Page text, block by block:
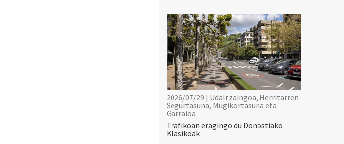
2026/07/29 | Udaltzaingoa, Herritarren
Segurtasuna, Mugikortasuna eta
Garraioa
Trafikoan eragingo du Donostiako
Klasikoak